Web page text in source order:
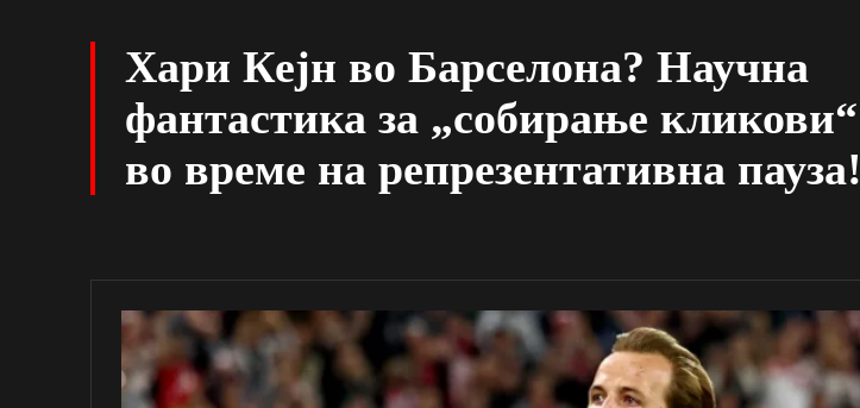
Хари Кејн во Барселона? Научна
фантастика за „собирање кликови“
во време на репрезентативна пауза!